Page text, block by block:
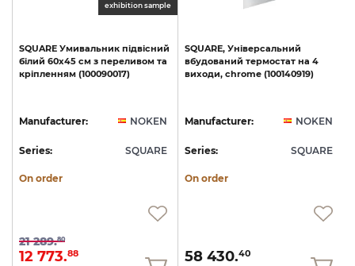
exhibition sample
SQUARE Умивальник підвісний
білий 60х45 см з переливом та
кріпленням (100090017)
Manufacturer: NOKEN
Series: SQUARE
On order
21 289.80
12 773.88
SQUARE, Універсальний
вбудований термостат на 4
виходи, chrome (100140919)
Manufacturer: NOKEN
Series: SQUARE
On order
58 430.40